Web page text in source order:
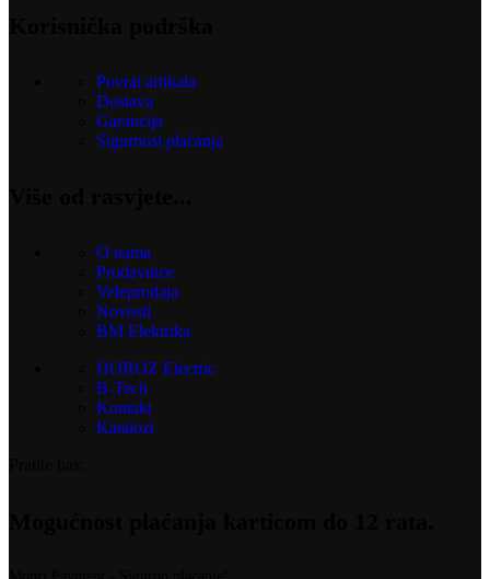
Povrat artikala
Dostava
Garancija
Sigurnost plaćanja
O nama
Prodavnice
Veleprodaja
Novosti
BM Elektrika
HOROZ Electric
B-Tech
Kontakt
Katalozi